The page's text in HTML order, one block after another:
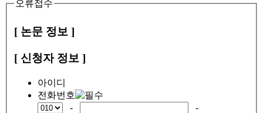
오류접수
[ 논문 정보 ]
[ 신청자 정보 ]
아이디
전화번호
-
-